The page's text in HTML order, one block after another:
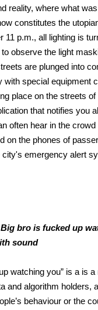
reality, where what
constitutes the
11 p.m., all lighting is
observe the light
are plunged into
with special equipment
place on the streets of
that notifies you
often hear in the
on the phones of
city's emergency alert
Big bro is fucked up
sound
watching you” is a is
and algorithm holders,
behaviour or the